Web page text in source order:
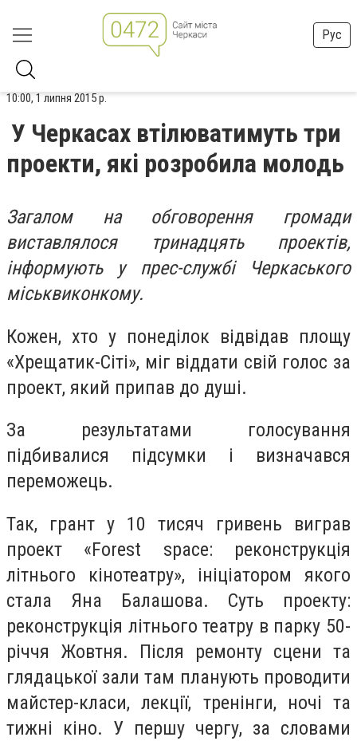
Рус
10:00, 1 липня 2015 р.
У Черкасах втілюватимуть три
проекти, які розробила молодь
Загалом на обговорення громади
виставлялося тринадцять проектів,
інформують у прес-службі Черкаського
міськвиконкому.
Кожен, хто у понеділок відвідав площу
«Хрещатик-Сіті», міг віддати свій голос за
проект, який припав до душі.
За результатами голосування
підбивалися підсумки і визначався
переможець.
Так, грант у 10 тисяч гривень виграв
проект «Forest spaсe: реконструкція
літнього кінотеатру», ініціатором якого
стала Яна Балашова. Суть проекту:
реконструкція літнього театру в парку 50-
річчя Жовтня. Після ремонту сцени та
глядацької зали там планують проводити
майстер-класи, лекції, тренінги, ночі та
тижні кіно. У першу чергу, за словами